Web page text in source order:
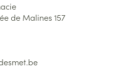
de Malines 157